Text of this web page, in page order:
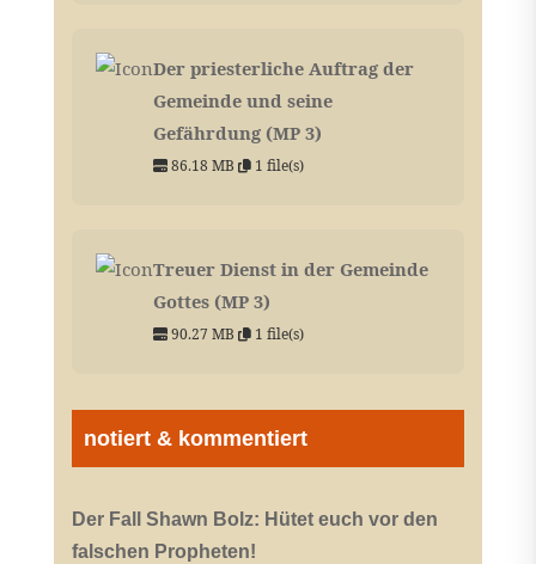
Der priesterliche Auftrag der
Gemeinde und seine
Gefährdung (MP 3)
86.18 MB 1 file(s)
Treuer Dienst in der Gemeinde
Gottes (MP 3)
90.27 MB 1 file(s)
notiert & kommentiert
Der Fall Shawn Bolz: Hütet euch vor den
falschen Propheten!